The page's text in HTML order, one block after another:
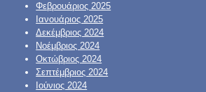
Φεβρουάριος 2025
Ιανουάριος 2025
Δεκέμβριος 2024
Νοέμβριος 2024
Οκτώβριος 2024
Σεπτέμβριος 2024
Ιούνιος 2024